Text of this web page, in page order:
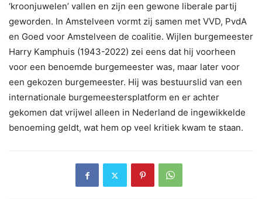
‘kroonjuwelen’ vallen en zijn een gewone liberale partij
geworden. In Amstelveen vormt zij samen met VVD, PvdA
en Goed voor Amstelveen de coalitie. Wijlen burgemeester
Harry Kamphuis (1943-2022) zei eens dat hij voorheen
voor een benoemde burgemeester was, maar later voor
een gekozen burgemeester. Hij was bestuurslid van een
internationale burgemeestersplatform en er achter
gekomen dat vrijwel alleen in Nederland de ingewikkelde
benoeming geldt, wat hem op veel kritiek kwam te staan.